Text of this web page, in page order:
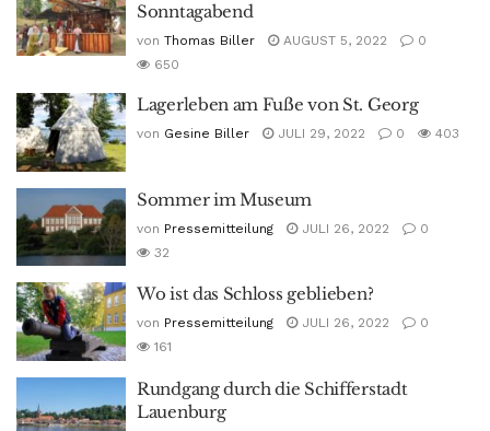
Sonntagabend
von Thomas Biller AUGUST 5, 2022
0
650
Lagerleben am Fuße von St. Georg
von Gesine Biller JULI 29, 2022 0 403
Sommer im Museum
von Pressemitteilung JULI 26, 2022
0
32
Wo ist das Schloss geblieben?
von Pressemitteilung JULI 26, 2022
0
161
Rundgang durch die Schifferstadt
Lauenburg